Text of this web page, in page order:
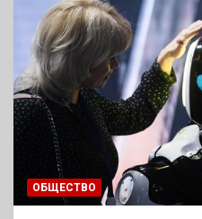
ОБЩЕСТВО